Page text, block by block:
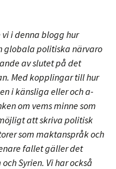
i denna blogg hur
globala politiska närvaro
av slutet på det
Med kopplingar till hur
i känsliga eller och a-
om vems minne som
att skriva politisk
som maktanspråk och
fallet gäller det
Syrien. Vi har också